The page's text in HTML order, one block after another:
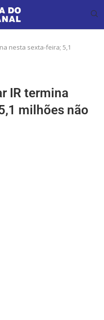
nesta sexta-feira; 5,1
IR termina
milhões não